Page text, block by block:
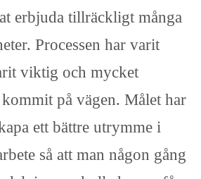
erbjuda tillräckligt många
Processen har varit
viktig och mycket
på vägen. Målet har
ett bättre utrymme i
så att man någon gång